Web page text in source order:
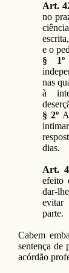
Art.
no
e o
§ 1º
nas
à
§ 2º
dias.
Art.
efeito
dar-
parte.
Cabem
sentença de
acórdão